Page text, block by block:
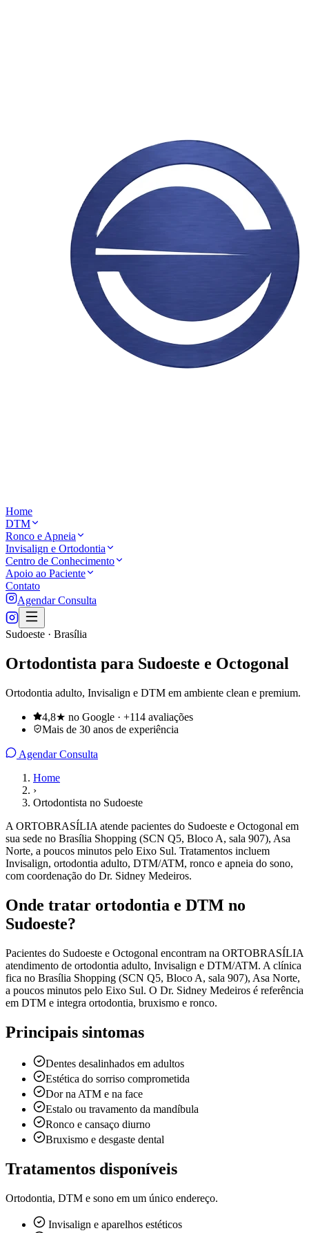
Home
DTM
Ronco e Apneia
Invisalign e Ortodontia
Centro de Conhecimento
Apoio ao Paciente
Contato
Agendar Consulta
Sudoeste · Brasília
Ortodontista para Sudoeste e Octogonal
Ortodontia adulto, Invisalign e DTM em ambiente clean e premium.
4,8★ no Google · +114 avaliações
Mais de 30 anos de experiência
Agendar Consulta
Home
›
Ortodontista no Sudoeste
A ORTOBRASÍLIA atende pacientes do Sudoeste e Octogonal em
sua sede no Brasília Shopping (SCN Q5, Bloco A, sala 907), Asa
Norte, a poucos minutos pelo Eixo Sul. Tratamentos incluem
Invisalign, ortodontia adulto, DTM/ATM, ronco e apneia do sono,
com coordenação do Dr. Sidney Medeiros.
Onde tratar ortodontia e DTM no
Sudoeste?
Pacientes do Sudoeste e Octogonal encontram na ORTOBRASÍLIA
atendimento de ortodontia adulto, Invisalign e DTM/ATM. A clínica
fica no Brasília Shopping (SCN Q5, Bloco A, sala 907), Asa Norte,
a poucos minutos pelo Eixo Sul. O Dr. Sidney Medeiros é referência
em DTM e integra ortodontia, bruxismo e ronco.
Principais sintomas
Dentes desalinhados em adultos
Estética do sorriso comprometida
Dor na ATM e na face
Estalo ou travamento da mandíbula
Ronco e cansaço diurno
Bruxismo e desgaste dental
Tratamentos disponíveis
Ortodontia, DTM e sono em um único endereço.
Invisalign e aparelhos estéticos